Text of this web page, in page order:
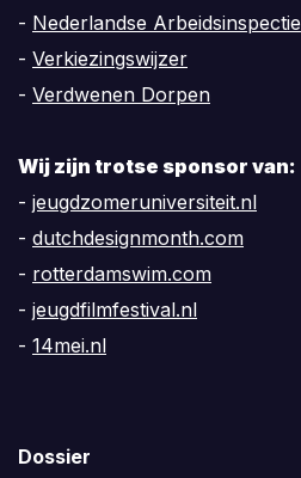
- Nederlandse Arbeidsinspectie
- Verkiezingswijzer
- Verdwenen Dorpen
Wij zijn trotse sponsor van:
- jeugdzomeruniversiteit.nl
- dutchdesignmonth.com
- rotterdamswim.com
- jeugdfilmfestival.nl
- 14mei.nl
Dossier